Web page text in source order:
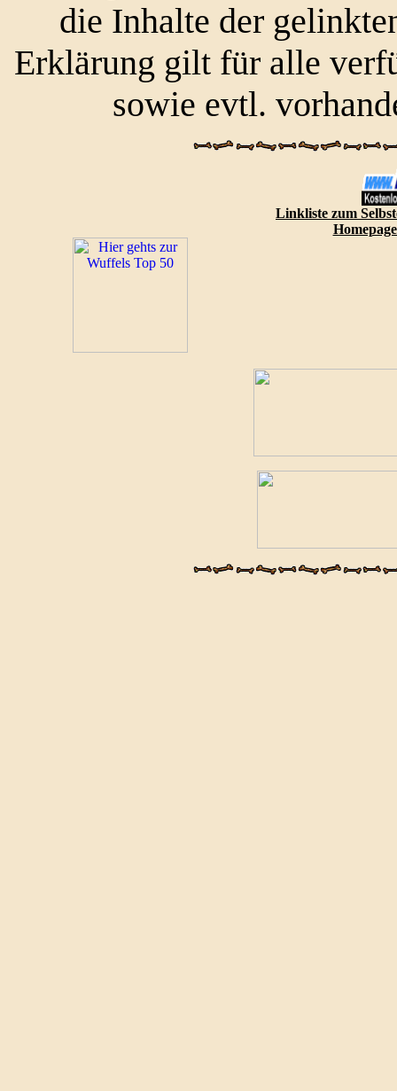
die Inhalte der
Erklärung gilt für alle
sowie evtl.
Linkliste zum